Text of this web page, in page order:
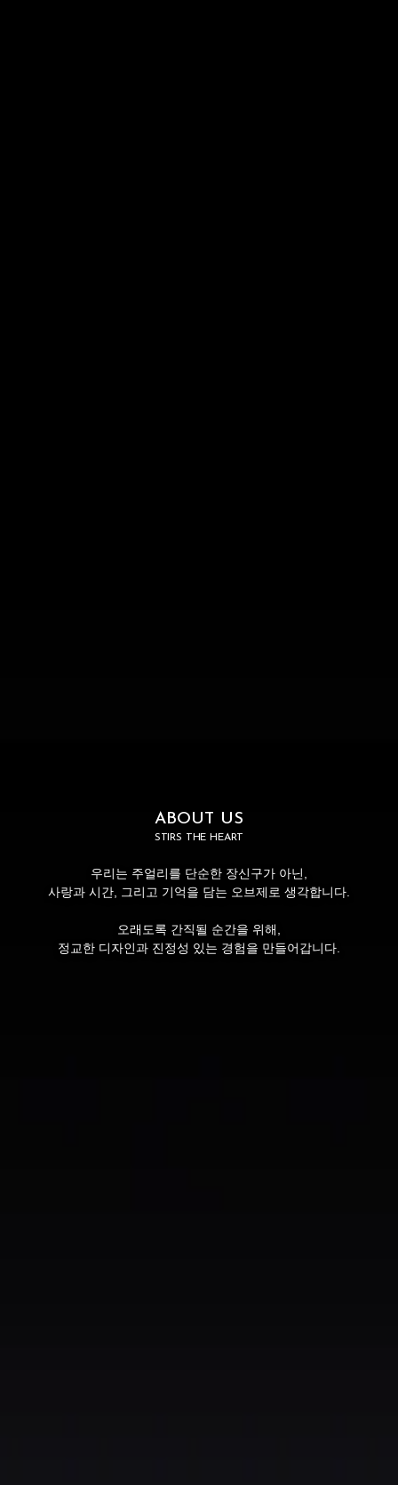
ABOUT US
STIRS THE HEART
우리는 주얼리를 단순한 장신구가 아닌,
사랑과 시간, 그리고 기억을 담는 오브제로 생각합니다.
오래도록 간직될 순간을 위해,
정교한 디자인과 진정성 있는 경험을 만들어갑니다.